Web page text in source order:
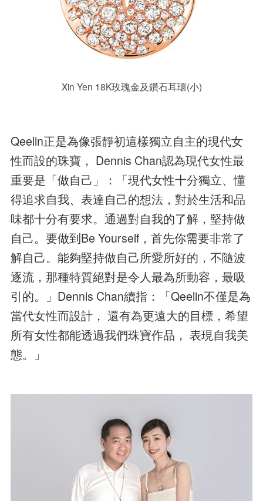
Xin Yen 18K玫瑰金及鑽石耳環(小)
Qeelin正是為像張靜初這樣獨立自主的現代女
性而設的珠寶， Dennis Chan認為現代女性最
重要是「做自己」：「現代女性十分獨立、懂
得追求自我、表達自己的想法，對於生活和品
味都十分有要求。通過對自我的了解，堅持做
自己。要做到Be Yourself，首先你需要非常了
解自己。能夠堅持做自己所愛所好的，不隨波
逐流，那種特質絕對是令人最為所動容，最吸
引的。」Dennis Chan續指：「Qeelin不僅是為
當代女性而設計， 還有為更遠大的目標，希望
所有女性都能透過我們珠寶作品， 表現自我美
態。」